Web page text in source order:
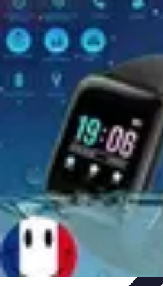
Sélection Logiciels
Guides Pratiques
SélectionEvaluation de logiciels
Sélection Logiciels